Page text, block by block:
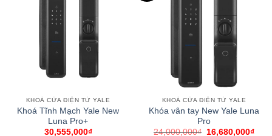
KHOÁ CỬA ĐIỆN TỬ YALE
Khoá Tĩnh Mạch Yale New
Luna Pro+
30,555,000₫
KHOÁ CỬA ĐIỆN TỬ YALE
Khóa vân tay New Yale Luna
Pro
24,000,000₫
Giá
16,680,000₫Giá